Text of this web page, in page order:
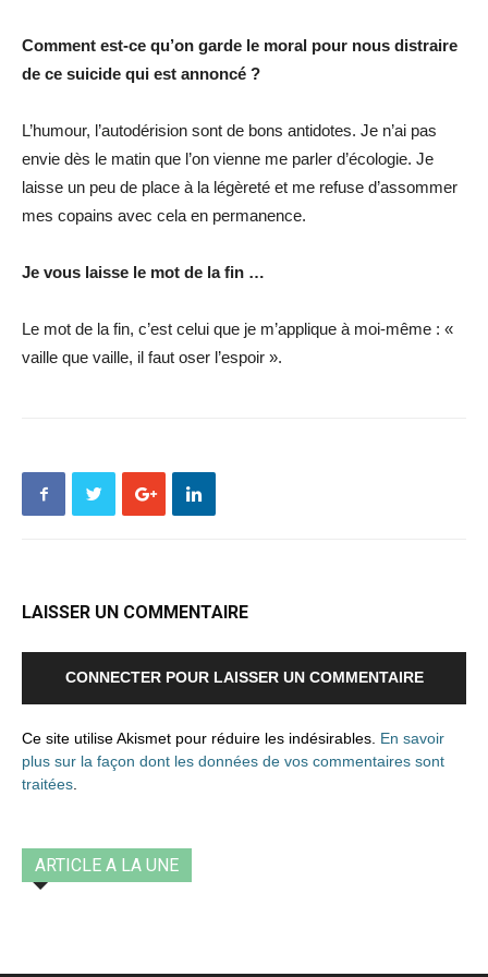
Comment est-ce qu’on garde le moral pour nous distraire
de ce suicide qui est annoncé ?
L’humour, l’autodérision sont de bons antidotes. Je n’ai pas
envie dès le matin que l’on vienne me parler d’écologie. Je
laisse un peu de place à la légèreté et me refuse d’assommer
mes copains avec cela en permanence.
Je vous laisse le mot de la fin …
Le mot de la fin, c’est celui que je m’applique à moi-même : «
vaille que vaille, il faut oser l’espoir ».
LAISSER UN COMMENTAIRE
CONNECTER POUR LAISSER UN COMMENTAIRE
Ce site utilise Akismet pour réduire les indésirables. En savoir
plus sur la façon dont les données de vos commentaires sont
traitées
ARTICLE A LA UNE